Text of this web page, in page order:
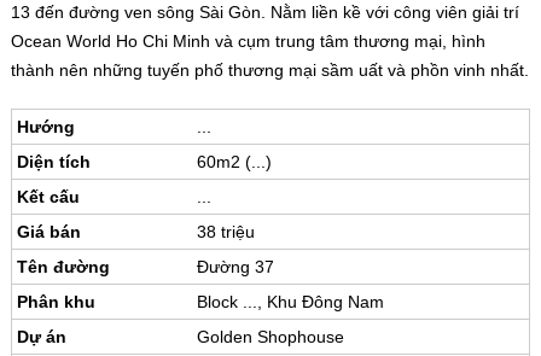
13 đến đường ven sông Sài Gòn. Nằm liền kề với công viên giải trí
Ocean World Ho Chi Minh và cụm trung tâm thương mại, hình
thành nên những tuyến phố thương mại sầm uất và phồn vinh nhất.
Hướng
Diện tích
60m2 (...)
Kết cấu
Giá bán
38 triệu
Tên đường
Đường 37
Phân khu
Block ..., Khu Đông Nam
Dự án
Golden Shophouse